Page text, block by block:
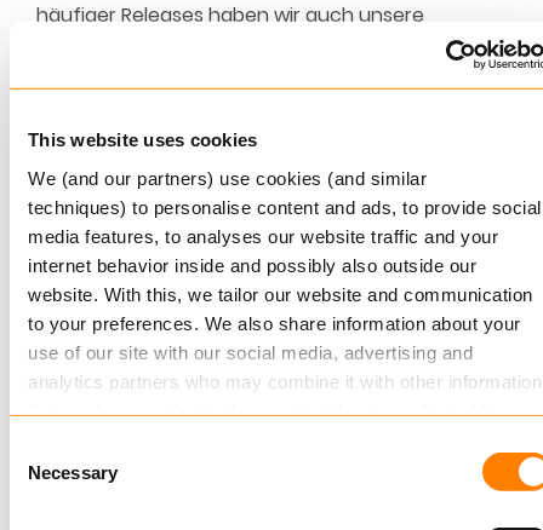
This website uses cookies
We (and our partners) use cookies (and similar
techniques) to personalise content and ads, to provide social
media features, to analyses our website traffic and your
internet behavior inside and possibly also outside our
website. With this, we tailor our website and communication
to your preferences. We also share information about your
use of our site with our social media, advertising and
analytics partners who may combine it with other information
about this in our cookie statement. Through the
Selection
Necessary
häufiger Releases haben wir auch unsere
Wartungsstrategie in Bezug auf ältere Releases
Fehler in der nächsten Version, nach dem sog Fix-
Forward-Ansatz. Diese wird immer innerhalb von
einem Monat erfolgen.
Versicherungsgesellschaften profitieren von dem
Umstand stets eine aktuelle Axon-Version nutzen
zu können. Im Gegenzug ist der Aufwand für
Keylane für die Rückportierung von Korrekturen
auf ältere Versionen von Axon ebenfalls geringer.
Im Jahr 2019 haben wir unseren ersten Kunden
auf monatliche Releases umgestellt. Dafür wurde
Team) aus Personen der Produktentwicklung, dem